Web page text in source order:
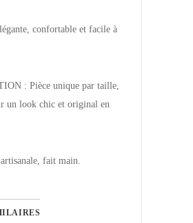
confortable et facile à
: Pièce unique par taille,
un look chic et original en
fait main.